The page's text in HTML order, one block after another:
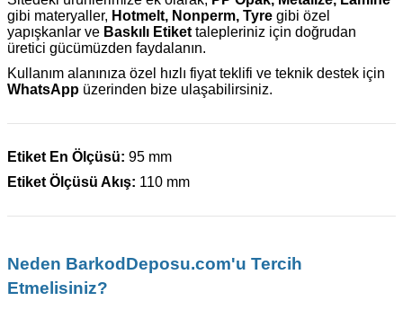
gibi materyaller, Hotmelt, Nonperm, Tyre gibi özel
yapışkanlar ve Baskılı Etiket talepleriniz için doğrudan
üretici gücümüzden faydalanın.
Kullanım alanınıza özel hızlı fiyat teklifi ve teknik destek için
WhatsApp üzerinden bize ulaşabilirsiniz.
Etiket En Ölçüsü: 95 mm
Etiket Ölçüsü Akış: 110 mm
Neden BarkodDeposu.com'u Tercih
Etmelisiniz?